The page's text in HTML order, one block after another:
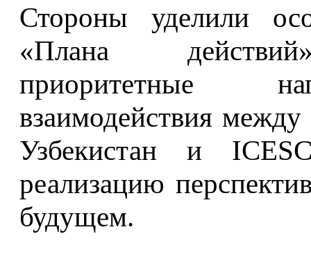
Стороны уделили
«Плана
приоритетные
взаимодействия
Узбекистан и
реализацию
будущем.